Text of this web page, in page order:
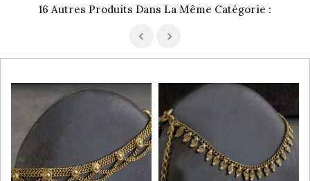
16 Autres Produits Dans La Même Catégorie :